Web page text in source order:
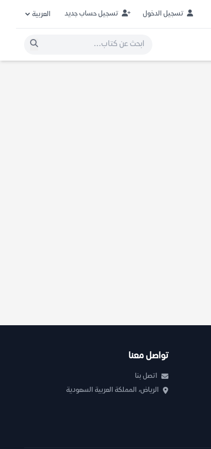
تسجيل الدخول تسجيل حساب جديد
تواصل معنا
اتصل بنا
الرياض، المملكة العربية السعودية